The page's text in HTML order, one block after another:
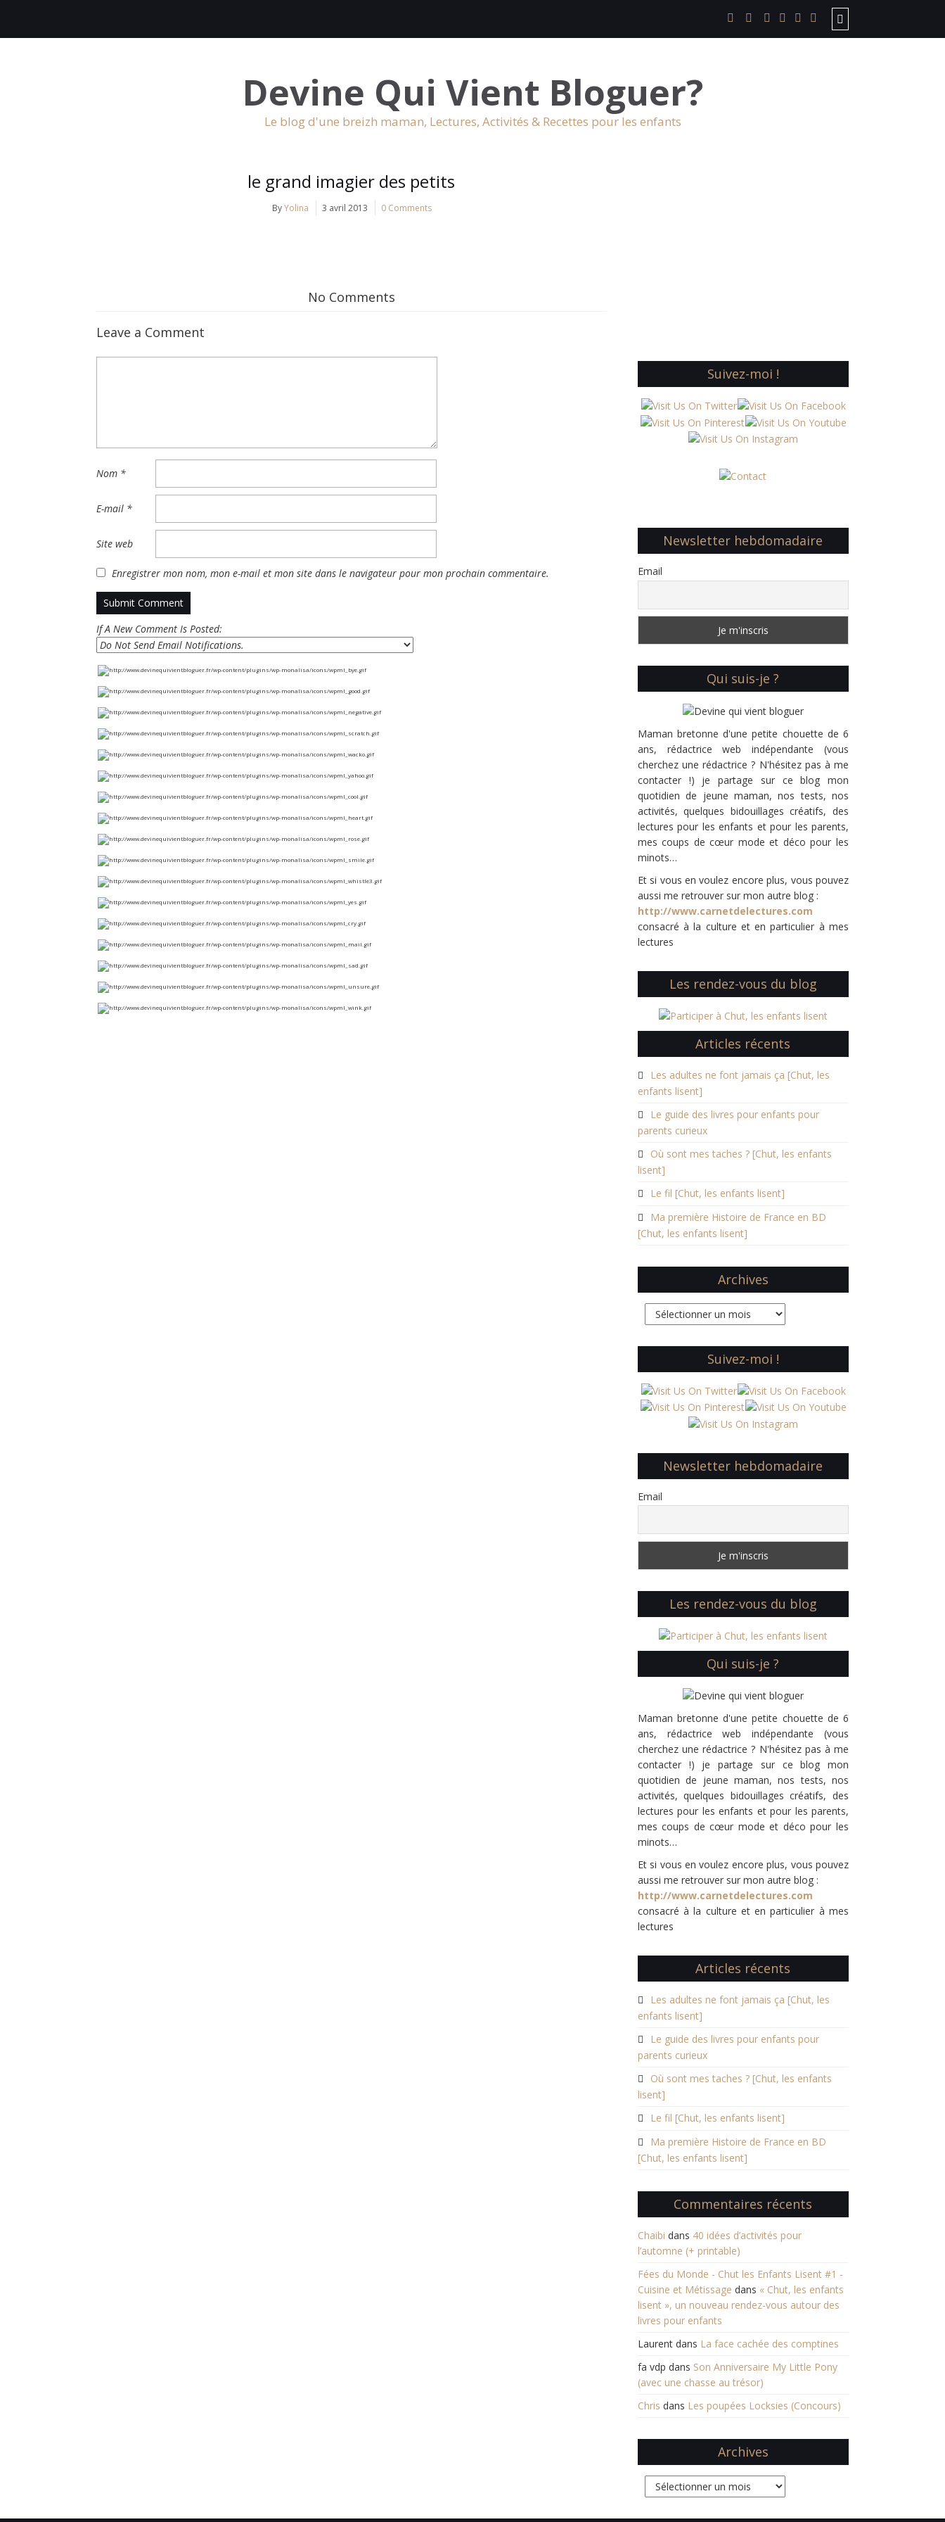
Devine Qui Vient Bloguer?
Le blog d'une breizh maman, Lectures, Activités & Recettes pour les enfants
le grand imagier des petits
ByYolina 3 avril 2013 0 Comments
No Comments
Leave a Comment
Nom *
E-mail *
Site web
Enregistrer mon nom, mon e-mail et mon site dans le navigateur pour mon prochain commentaire.
If A New Comment Is Posted:
Suivez-moi !
Newsletter hebdomadaire
Email
Qui suis-je ?
Maman bretonne d'une petite chouette de 6
ans, rédactrice web indépendante (vous
cherchez une rédactrice ? N'hésitez pas à me
contacter !) je partage sur ce blog mon
quotidien de jeune maman, nos tests, nos
activités, quelques bidouillages créatifs, des
lectures pour les enfants et pour les parents,
mes coups de cœur mode et déco pour les
minots…
Et si vous en voulez encore plus, vous pouvez
aussi me retrouver sur mon autre blog :
http://www.carnetdelectures.com
consacré à la culture et en particulier à mes
lectures
Les rendez-vous du blog
Articles récents
Les adultes ne font jamais ça [Chut, les
enfants lisent]
Le guide des livres pour enfants pour
parents curieux
Où sont mes taches ? [Chut, les enfants
lisent]
Le fil [Chut, les enfants lisent]
Ma première Histoire de France en BD
[Chut, les enfants lisent]
Archives
Archives
Suivez-moi !
Newsletter hebdomadaire
Email
Les rendez-vous du blog
Qui suis-je ?
Maman bretonne d'une petite chouette de 6
ans, rédactrice web indépendante (vous
cherchez une rédactrice ? N'hésitez pas à me
contacter !) je partage sur ce blog mon
quotidien de jeune maman, nos tests, nos
activités, quelques bidouillages créatifs, des
lectures pour les enfants et pour les parents,
mes coups de cœur mode et déco pour les
minots…
Et si vous en voulez encore plus, vous pouvez
aussi me retrouver sur mon autre blog :
http://www.carnetdelectures.com
consacré à la culture et en particulier à mes
lectures
Articles récents
Les adultes ne font jamais ça [Chut, les
enfants lisent]
Le guide des livres pour enfants pour
parents curieux
Où sont mes taches ? [Chut, les enfants
lisent]
Le fil [Chut, les enfants lisent]
Ma première Histoire de France en BD
[Chut, les enfants lisent]
Commentaires récents
Chaibi dans 40 idées d’activités pour
l’automne (+ printable)
Fées du Monde - Chut les Enfants Lisent #1 -
Cuisine et Métissage dans « Chut, les enfants
lisent », un nouveau rendez-vous autour des
livres pour enfants
Laurentdans La face cachée des comptines
fa vdp dans Son Anniversaire My Little Pony
(avec une chasse au trésor)
Chris dans Les poupées Locksies (Concours)
Archives
Archives